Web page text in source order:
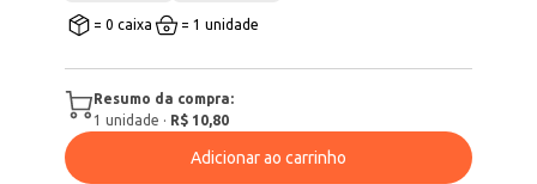
= 0 caixa = 1 unidade
Resumo da compra:
1 unidade · R$ 10,80
Adicionar ao carrinho